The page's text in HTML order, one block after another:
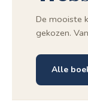
De mooiste
gekozen.
Alle